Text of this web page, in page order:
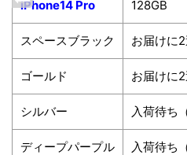
iPhone14 Pro 128GB
スペースブラック お届けに
ゴールド お届けに
シルバー 入荷待ち
ディープパープル 入荷待ち